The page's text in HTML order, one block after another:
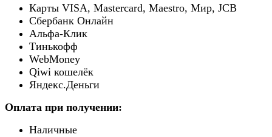
Карты VISA, Mastercard, Maestro, Мир, JCB
Сбербанк Онлайн
Альфа-Клик
Тинькофф
WebMoney
Qiwi кошелёк
Яндекс.Деньги
Оплата при получении:
Наличные